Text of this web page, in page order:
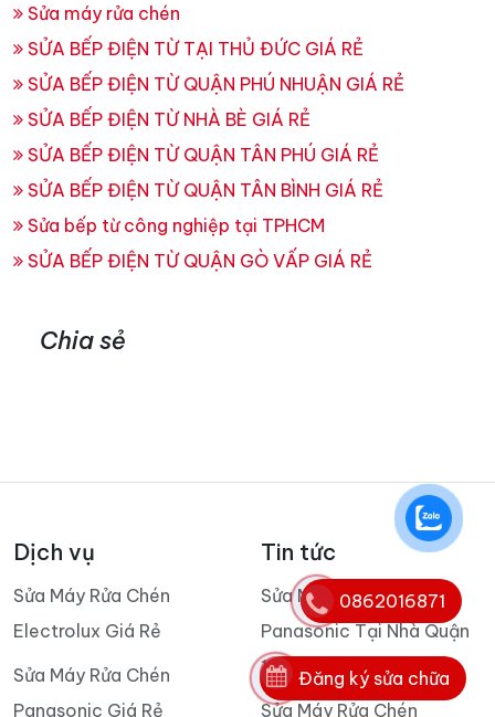
Sửa máy rửa chén
SỬA BẾP ĐIỆN TỪ TẠI THỦ ĐỨC GIÁ RẺ
SỬA BẾP ĐIỆN TỪ QUẬN PHÚ NHUẬN GIÁ RẺ
SỬA BẾP ĐIỆN TỪ NHÀ BÈ GIÁ RẺ
SỬA BẾP ĐIỆN TỪ QUẬN TÂN PHÚ GIÁ RẺ
SỬA BẾP ĐIỆN TỪ QUẬN TÂN BÌNH GIÁ RẺ
Sửa bếp từ công nghiệp tại TPHCM
SỬA BẾP ĐIỆN TỪ QUẬN GÒ VẤP GIÁ RẺ
Chia sẻ
Dịch vụ
Sửa Máy Rửa Chén
Electrolux Giá Rẻ
Sửa Máy Rửa Chén
Panasonic Giá Rẻ
Tin tức
Sửa Máy Rửa Chén
Panasonic Tại Nhà Quận
10
Sửa Máy Rửa Chén
Đăng ký sửa chữa
0862016871